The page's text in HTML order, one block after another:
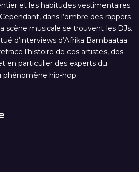
et les habitudes vestimentaires
dans l’ombre des rappers
scène musicale se trouvent les DJs.
d’interviews d’Afrika Bambaataa
l’histoire de ces artistes, des
en particulier des experts du
phénomène hip-hop.